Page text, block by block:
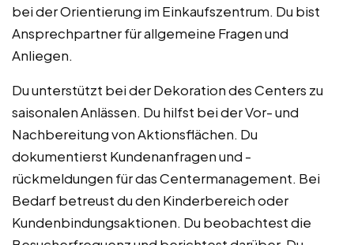
bei der Orientierung im Einkaufszentrum. Du bist
Ansprechpartner für allgemeine Fragen und
Anliegen.
Du unterstützt bei der Dekoration des Centers zu
saisonalen Anlässen. Du hilfst bei der Vor- und
Nachbereitung von Aktionsflächen. Du
dokumentierst Kundenanfragen und -
rückmeldungen für das Centermanagement. Bei
Bedarf betreust du den Kinderbereich oder
Kundenbindungsaktionen. Du beobachtest die